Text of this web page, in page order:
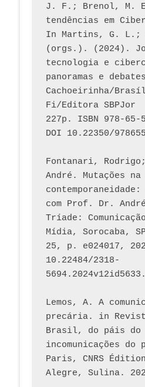
J. F.; Brenol, M.
tendências em
In Martins, G. L.;
(orgs.). (2024).
tecnologia e
panoramas e
Cachoeirinha/
Fi/Editora SBPJor
227p. ISBN 978-65-
DOI 10.22350/
Fontanari, Rodrigo;
André. Mutações
com Prof. Dr.
Tríade:
Mídia, Sorocaba,
25, p. e024017,
10.22484/2318-
5694.2024v12id5633.
Lemos, A. A
precária. in
Brasil, do páis do
incomunicações do
Paris, CNRS